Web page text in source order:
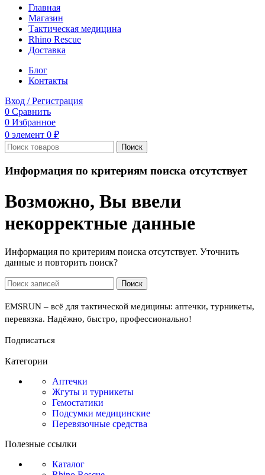
Главная
Магазин
Тактическая медицина
Rhino Rescue
Доставка
Блог
Контакты
Вход / Регистрация
0 Сравнить
0 Избранное
0 элемент 0 ₽
Поиск
Информация по критериям поиска отсутствует
Возможно, Вы ввели
некорректные данные
Информация по критериям поиска отсутствует. Уточнить
данные и повторить поиск?
Поиск
EMSRUN – всё для тактической медицины: аптечки, турникеты,
перевязка. Надёжно, быстро, профессионально!
Подписаться
Категории
Аптечки
Жгуты и турникеты
Гемостатики
Подсумки медицинские
Перевязочные средства
Полезные ссылки
Каталог